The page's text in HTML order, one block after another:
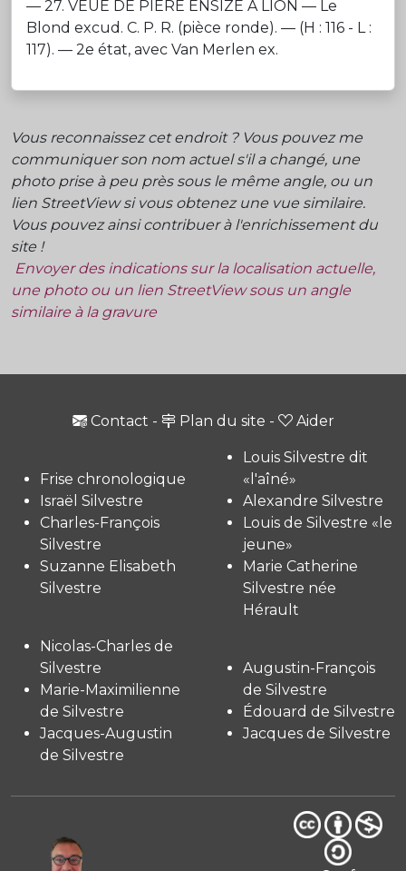
— 27. VEUË DE PIERE ENSIZE A LION — Le
Blond excud. C. P. R. (pièce ronde). — (H : 116 - L :
117). — 2e état, avec Van Merlen ex.
Vous reconnaissez cet endroit ? Vous pouvez me
communiquer son nom actuel s'il a changé, une
photo prise à peu près sous le même angle, ou un
lien StreetView si vous obtenez une vue similaire.
Vous pouvez ainsi contribuer à l'enrichissement du
site !
Envoyer des indications sur la localisation actuelle,
une photo ou un lien StreetView sous un angle
similaire à la gravure
Contact - Plan du site - Aider
Frise chronologique
Israël Silvestre
Charles-François
Silvestre
Suzanne Elisabeth
Silvestre
Louis Silvestre dit
«l'aîné»
Alexandre Silvestre
Louis de Silvestre «le
jeune»
Marie Catherine
Silvestre née
Hérault
Nicolas-Charles de
Silvestre
Marie-Maximilienne
de Silvestre
Jacques-Augustin
de Silvestre
Augustin-François
de Silvestre
Édouard de Silvestre
Jacques de Silvestre